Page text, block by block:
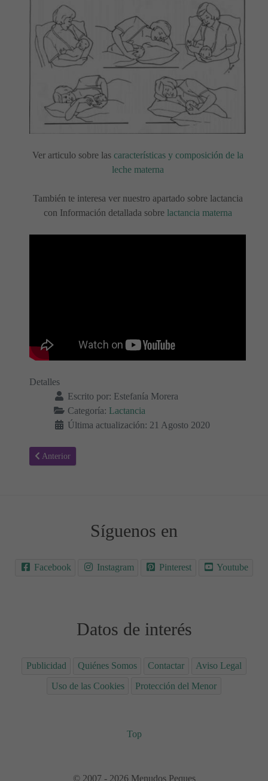
Ver articulo sobre las características y composición de la
leche materna
También te interesa ver nuestro apartado sobre lactancia
con Información detallada sobre lactancia materna
Detalles
Escrito por: Estefanía Morera
Categoría: Lactancia
Última actualización: 21 Agosto 2020
Artículo anterior: Pecho o Biberón - Tu hijo
Anterior
Síguenos en
Facebook Instagram Pinterest Youtube
Datos de interés
Publicidad Quiénes Somos Contactar
Aviso Legal
Uso de las Cookies
Protección del Menor
Top
© 2007 - 2026 Menudos Peques